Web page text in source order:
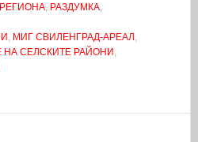
, РАЗДУМКА,
, МИГ СВИЛЕНГРАД-АРЕАЛ ,
НА СЕЛСКИТЕ РАЙОНИ ,